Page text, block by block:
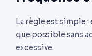
La règle est simple
que possible sans
excessive.